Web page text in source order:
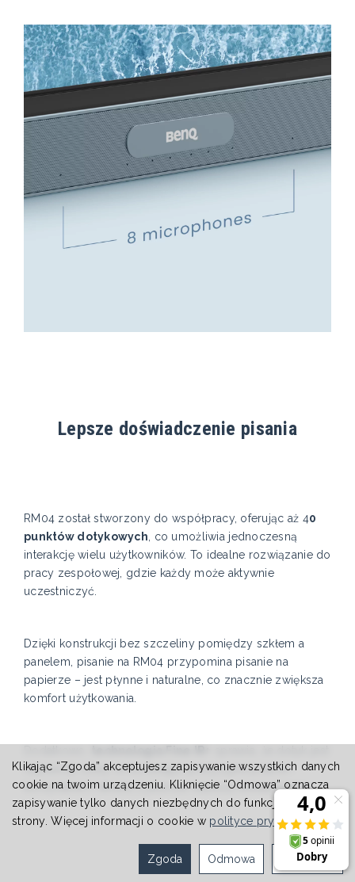
Lepsze doświadczenie pisania
RM04 został stworzony do współpracy, oferując aż 40
punktów dotykowych , co umożliwia jednoczesną
interakcję wielu użytkowników. To idealne rozwiązanie do
pracy zespołowej, gdzie każdy może aktywnie
uczestniczyć.
Dzięki konstrukcji bez szczeliny pomiędzy szkłem a
panelem, pisanie na RM04 przypomina pisanie na
papierze – jest płynne i naturalne, co znacznie zwiększa
komfort użytkowania.
naprawdę czuły, umożliwiając precyzyjne pisanie i
korzystanie z ekranu z jeszcze większą dokładnością.
Klikając “Zgoda” akceptujesz zapisywanie wszystkich danych
cookie na twoim urządzeniu. Kliknięcie “Odmowa” oznacza
zapisywanie tylko danych niezbędnych do funkcjonowania
strony. Więcej informacji o cookie w polityce prywatności.
Ustawienia
Odmowa
Zgoda